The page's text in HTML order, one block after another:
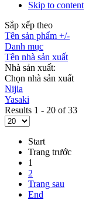
Skip to content
Sắp xếp theo
Tên sản phẩm +/-
Danh mục
Tên nhà sản xuất
Nhà sản xuất:
Chọn nhà sản xuất
Nijia
Yasaki
Results 1 - 20 of 33
Start
Trang trước
1
2
Trang sau
End